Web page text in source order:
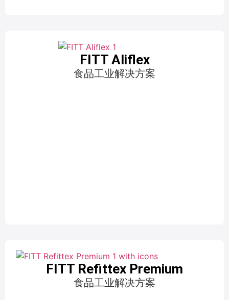
FITT Aliflex
食品工业解决方案
FITT Refittex Premium
食品工业解决方案